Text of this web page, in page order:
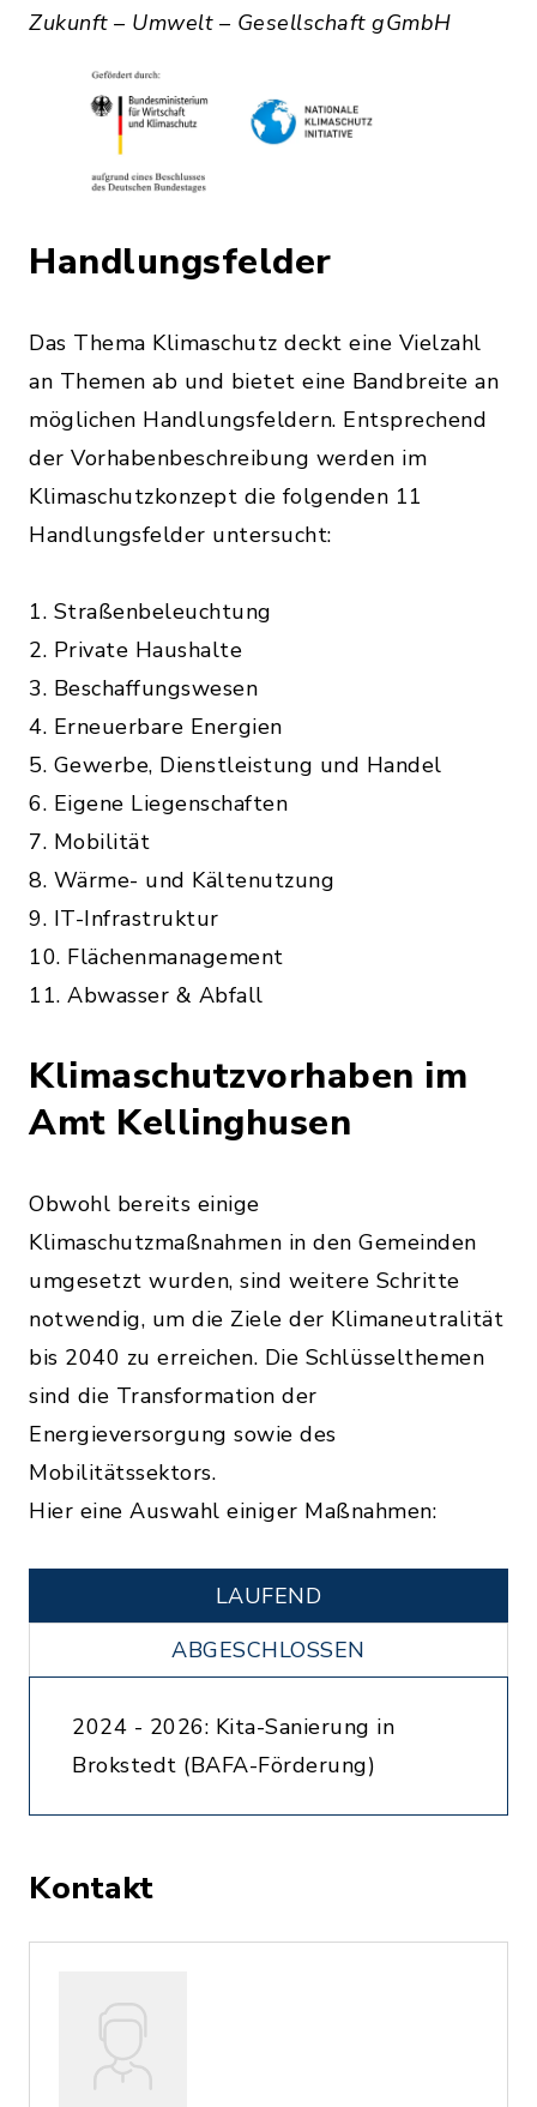
Zukunft – Umwelt – Gesellschaft gGmbH
Handlungsfelder
Das Thema Klimaschutz deckt eine Vielzahl
an Themen ab und bietet eine Bandbreite an
möglichen Handlungsfeldern. Entsprechend
der Vorhabenbeschreibung werden im
Klimaschutzkonzept die folgenden 11
Handlungsfelder untersucht:
1. Straßenbeleuchtung
2. Private Haushalte
3. Beschaffungswesen
4. Erneuerbare Energien
5. Gewerbe, Dienstleistung und Handel
6. Eigene Liegenschaften
7. Mobilität
8. Wärme- und Kältenutzung
9. IT-Infrastruktur
10. Flächenmanagement
11. Abwasser & Abfall
Klimaschutzvorhaben im
Amt Kellinghusen
Obwohl bereits einige
Klimaschutzmaßnahmen in den Gemeinden
umgesetzt wurden, sind weitere Schritte
notwendig, um die Ziele der Klimaneutralität
bis 2040 zu erreichen. Die Schlüsselthemen
sind die Transformation der
Energieversorgung sowie des
Mobilitätssektors.
Hier eine Auswahl einiger Maßnahmen:
LAUFEND
ABGESCHLOSSEN
2024 - 2026: Kita-Sanierung in
Brokstedt (BAFA-Förderung)
Kontakt